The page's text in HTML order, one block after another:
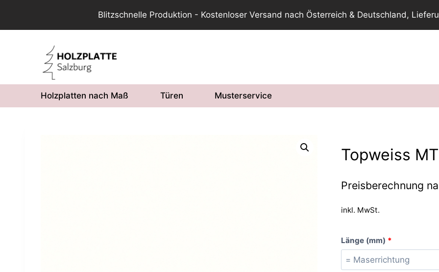
Blitzschnelle Produktion - Kostenloser Versand nach Österreich & Deutschland,
Holzplatten nach Maß Türen Musterservice
Topweiss
Preisberechnung
inkl. MwSt.
Länge (mm) *